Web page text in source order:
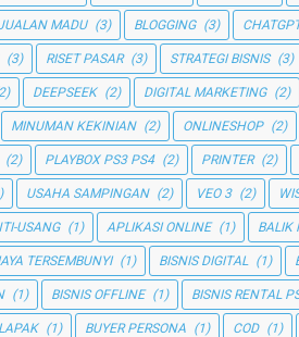
MADU (3) BLOGGING (3)
(3) RISET PASAR (3) STRATEGI BISNIS (3)
DEEPSEEK (2) DIGITAL MARKETING (2)
MINUMAN KEKINIAN (2) ONLINESHOP (2)
(2) PLAYBOX PS3 PS4 (2) PRINTER (2)
USAHA SAMPINGAN (2) VEO 3 (2)
USANG (1) APLIKASI ONLINE (1) BALIK
TERSEMBUNYI (1) BISNIS DIGITAL (1)
(1) BISNIS OFFLINE (1) BISNIS RENTAL
(1) BUYER PERSONA (1) COD (1)